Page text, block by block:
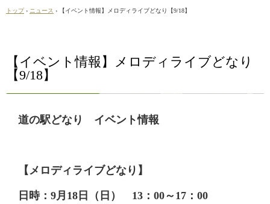
トップ › ニュース › 【イベント情報】メロディライブどなり【9/18】
【イベント情報】メロディライブどなり
【9/18】
道の駅どなり イベント情報
【メロディライブどなり】
日時：9月18日（日） 13：00～17：00